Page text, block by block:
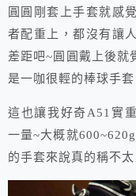
圓圓剛套上手套就感
者配重上，都沒有讓
差距吧~圓圓戴上後就
是一咖很輕的棒球手套
這也讓我好奇A51實
一量~大概就
的手套來說真的稱不